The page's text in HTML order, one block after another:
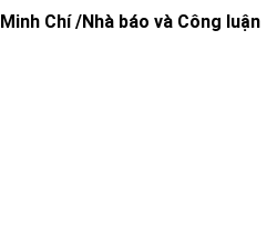
Minh Chí /Nhà báo và Công luận